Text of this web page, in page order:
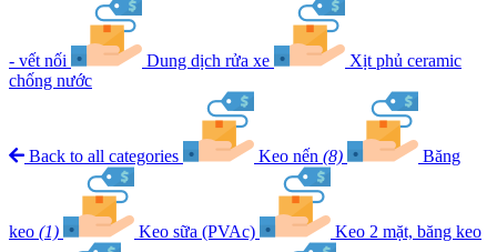
- vết nối Dung dịch rửa xe
Xịt phủ ceramic
chống nước
Back to all categories Keo nến (8) Băng
keo (1) Keo sữa (PVAc) Keo 2 mặt, băng keo